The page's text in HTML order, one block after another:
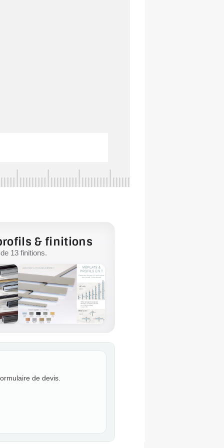
& finitions
13 finitions.
de devis.